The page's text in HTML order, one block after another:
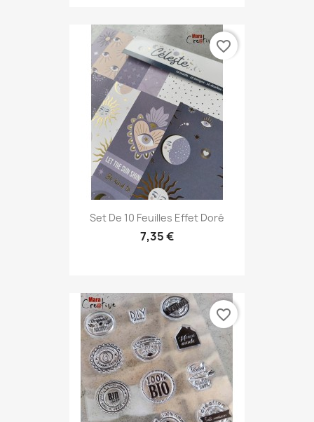
Set De 10 Feuilles Effet Doré
7,35 €
favorite_border
favorite_border